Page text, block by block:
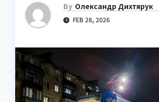
By Олександр Дихтярук
FEB 28, 2026